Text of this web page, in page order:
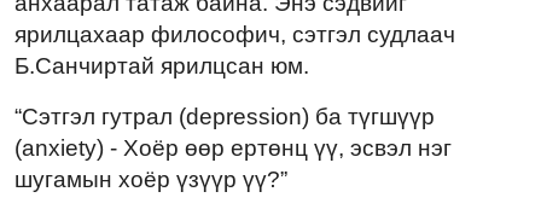
ярилцахаар философич, сэтгэл судлаач
Б.Санчиртай ярилцсан юм.
“Сэтгэл гутрал (depression) ба түгшүүр
(anxiety) - Хоёр өөр ертөнц үү, эсвэл нэг
шугамын хоёр үзүүр үү?”